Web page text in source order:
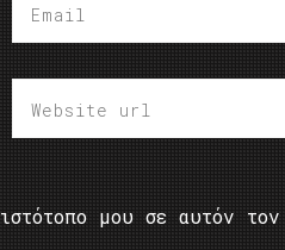
μου σε αυτόν